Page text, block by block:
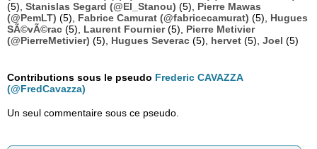
(5), Stanislas Segard (@El_Stanou) (5), Pierre Mawas
(@PemLT) (5), Fabrice Camurat (@fabricecamurat) (5), Hugues
SÃ©vÃ©rac (5), Laurent Fournier(5), Pierre Metivier
(@PierreMetivier) (5), Hugues Severac (5), hervet (5), Joel (5)
Contributions sous le pseudo Frederic CAVAZZA
(@FredCavazza)
Un seul commentaire sous ce pseudo.